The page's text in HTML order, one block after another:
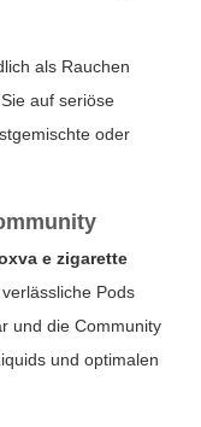
als Rauchen
auf seriöse
oder
e zigarette
Pods
und die Community
und optimalen